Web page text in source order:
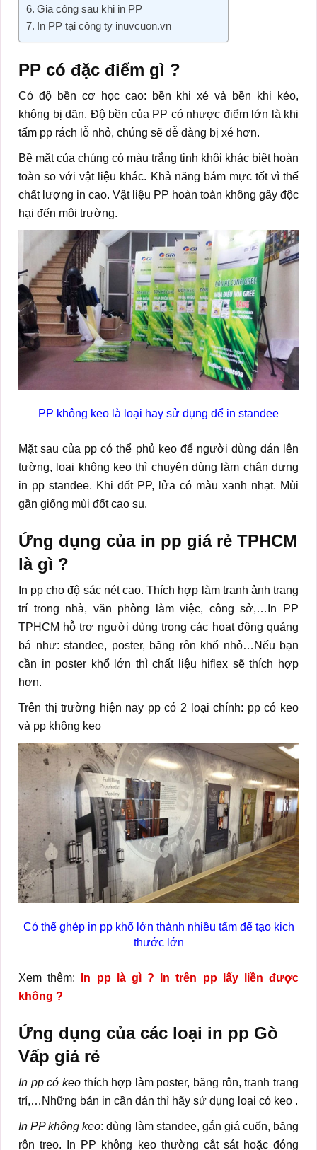
Gia công sau khi in PP
In PP tại công ty inuvcuon.vn
PP có đặc điểm gì ?
Có độ bền cơ học cao: bền khi xé và bền khi kéo,
không bị dãn. Độ bền của PP có nhược điểm lớn là khi
tấm pp rách lỗ nhỏ, chúng sẽ dễ dàng bị xé hơn.
Bề mặt của chúng có màu trắng tinh khôi khác biệt hoàn
toàn so với vật liệu khác. Khả năng bám mực tốt vì thế
chất lượng in cao. Vật liệu PP hoàn toàn không gây độc
hại đến môi trường.
PP không keo là loại hay sử dụng để in standee
Mặt sau của pp có thể phủ keo để người dùng dán lên
tường, loại không keo thì chuyên dùng làm chân dựng
in pp standee. Khi đốt PP, lửa có màu xanh nhạt. Mùi
gần giống mùi đốt cao su.
Ứng dụng của in pp giá rẻ TPHCM
là gì ?
In pp cho độ sác nét cao. Thích hợp làm tranh ảnh trang
trí trong nhà, văn phòng làm việc, công sở,…In PP
TPHCM hỗ trợ người dùng trong các hoạt động quảng
bá như: standee, poster, băng rôn khổ nhỏ…Nếu bạn
cần in poster khổ lớn thì chất liệu hiflex sẽ thích hợp
hơn.
Trên thị trường hiện nay pp có 2 loại chính: pp có keo
và pp không keo
Có thể ghép in pp khổ lớn thành nhiều tấm để tạo kich
thước lớn
Xem thêm:
In pp là gì ? In trên pp lấy liền được
không ?
Ứng dụng của các loại in pp Gò
Vấp giá rẻ
In pp có keothích hợp làm poster, băng rôn, tranh trang
trí,…Những bản in cần dán thì hãy sử dụng loại có keo .
In PP không keo: dùng làm standee, gắn giá cuốn, băng
rôn treo. In PP không keo thường cắt sát hoặc đóng